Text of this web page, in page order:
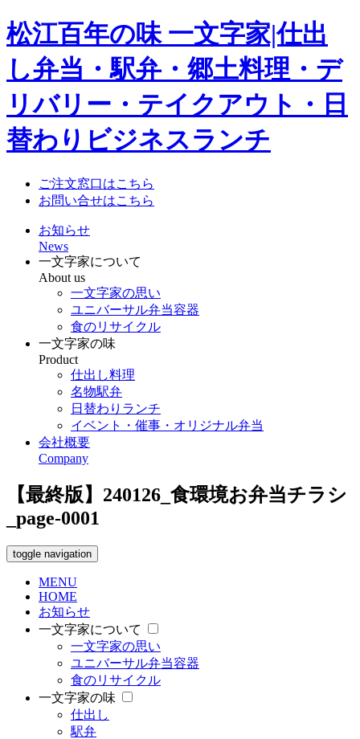
松江百年の味 一文字家|仕出
し弁当・駅弁・郷土料理・デ
リバリー・テイクアウト・日
替わりビジネスランチ
ご注文窓口はこちら
お問い合せはこちら
お知らせ
News
一文字家について
About us
一文字家の思い
ユニバーサル弁当容器
食のリサイクル
一文字家の味
Product
仕出し料理
名物駅弁
日替わりランチ
イベント・催事・オリジナル弁当
会社概要
Company
【最終版】240126_食環境お弁当チラシ
_page-0001
toggle navigation
MENU
HOME
お知らせ
一文字家について
一文字家の思い
ユニバーサル弁当容器
食のリサイクル
一文字家の味
仕出し
駅弁